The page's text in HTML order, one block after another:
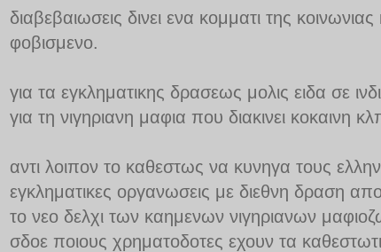
διαβεβαιωσεις δινει ενα κομματι της
φοβισμενο.
για τα εγκληματικης δρασεως μολις ειδα σε
για τη νιγηριανη μαφια που διακινει κοκαινη
αντι λοιπον το καθεστως να κυνηγα τους
εγκληματικες οργανωσεις με διεθνη δραση
το νεο δελχι των καημενων νιγηριανων
σδοε ποιους χρηματοδοτες εχουν τα